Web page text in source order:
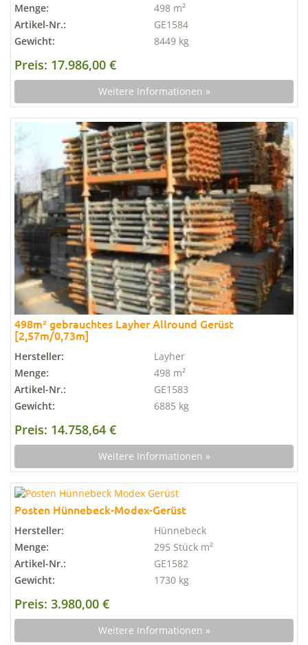
Menge:
498 m²
Artikel-Nr.:
GE1584
Gewicht:
8449 kg
Preis: 17.986,00 €
Weitere Informationen »
498m² gebrauchtes Layher Allround Gerüst
[2,57m/0,73m]
Hersteller:
Layher
Menge:
498 m²
Artikel-Nr.:
GE1583
Gewicht:
6885 kg
Preis: 14.758,64 €
Weitere Informationen »
Posten Hünnebeck-Modex-Gerüst
Hersteller:
Hünnebeck
Menge:
295 Stück m²
Artikel-Nr.:
GE1582
Gewicht:
1730 kg
Preis: 3.980,00 €
Weitere Informationen »